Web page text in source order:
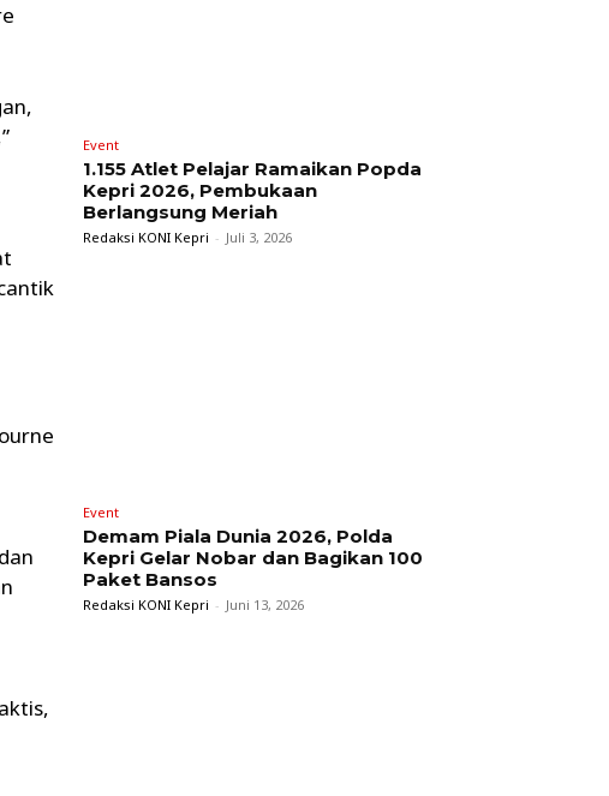
Event
1.155 Atlet Pelajar Ramaikan Popda
Kepri 2026, Pembukaan
Berlangsung Meriah
Redaksi KONI Kepri - Juli 3, 2026
Event
Demam Piala Dunia 2026, Polda
Kepri Gelar Nobar dan Bagikan 100
Paket Bansos
Redaksi KONI Kepri - Juni 13, 2026